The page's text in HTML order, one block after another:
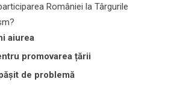
României la Târgurile
aiurea
promovarea țării
de problemă